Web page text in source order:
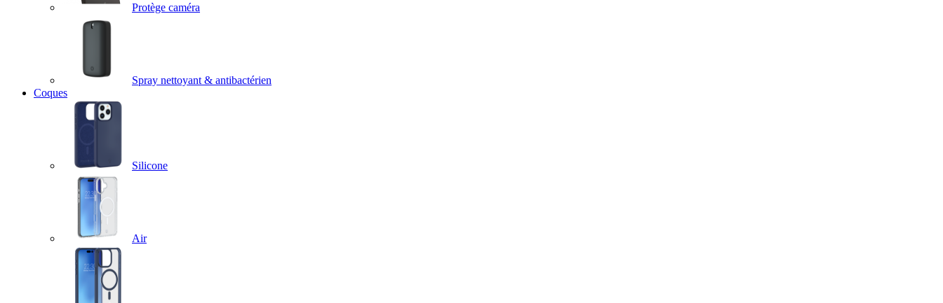
Protège caméra
Spray nettoyant & antibactérien
Coques
Silicone
Air